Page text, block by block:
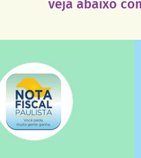
veja abaixo
saiba mais